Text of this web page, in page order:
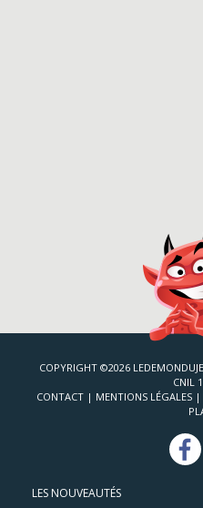
COPYRIGHT ©2026
CNIL
CONTACT | MENTIONS LÉGALES |
LES NOUVEAUTÉS